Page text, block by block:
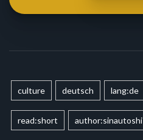
culture deutsch lang:de
read:short author:sinautoshi